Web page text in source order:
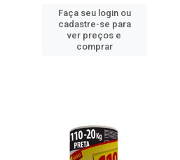
Faça seu login ou
cadastre-se para
ver preços e
comprar